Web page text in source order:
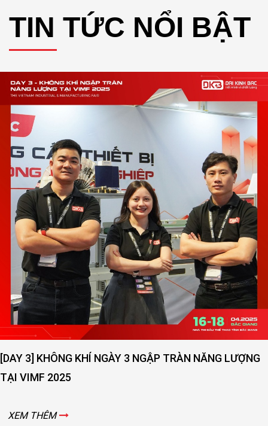
TIN TỨC NỔI BẬT
[DAY 3] KHÔNG KHÍ NGÀY 3 NGẬP TRÀN NĂNG LƯỢNG
TẠI VIMF 2025
XEM THÊM